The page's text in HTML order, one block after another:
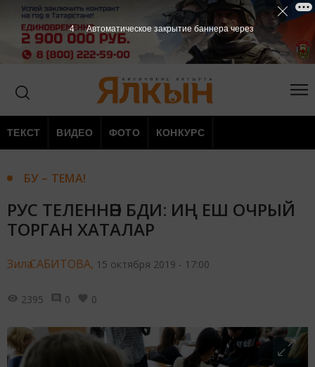
ТЕКСТ ВИДЕО ФОТО КОНКУРС
БУ – ТЕМА!
РУС ТЕЛЕННӘН БДИ: ИҢ ЕШ ОЧРЫЙ
ТОРГАН ХАТАЛАР
Зилә САБИТОВА, 15 октября 2019 - 17:00
2395 0 0
3 Автоматическое закрытие баннера через